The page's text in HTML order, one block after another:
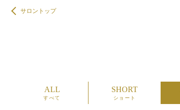
ヘアスタイル 栃木市の美容室 栃木イオン前店のアイテムリスト
サロントップ
ALL
すべて
SHORT
ショート